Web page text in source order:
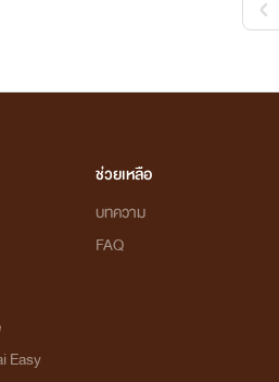
Easy
ช่วยเหลือ
บทความ
FAQ